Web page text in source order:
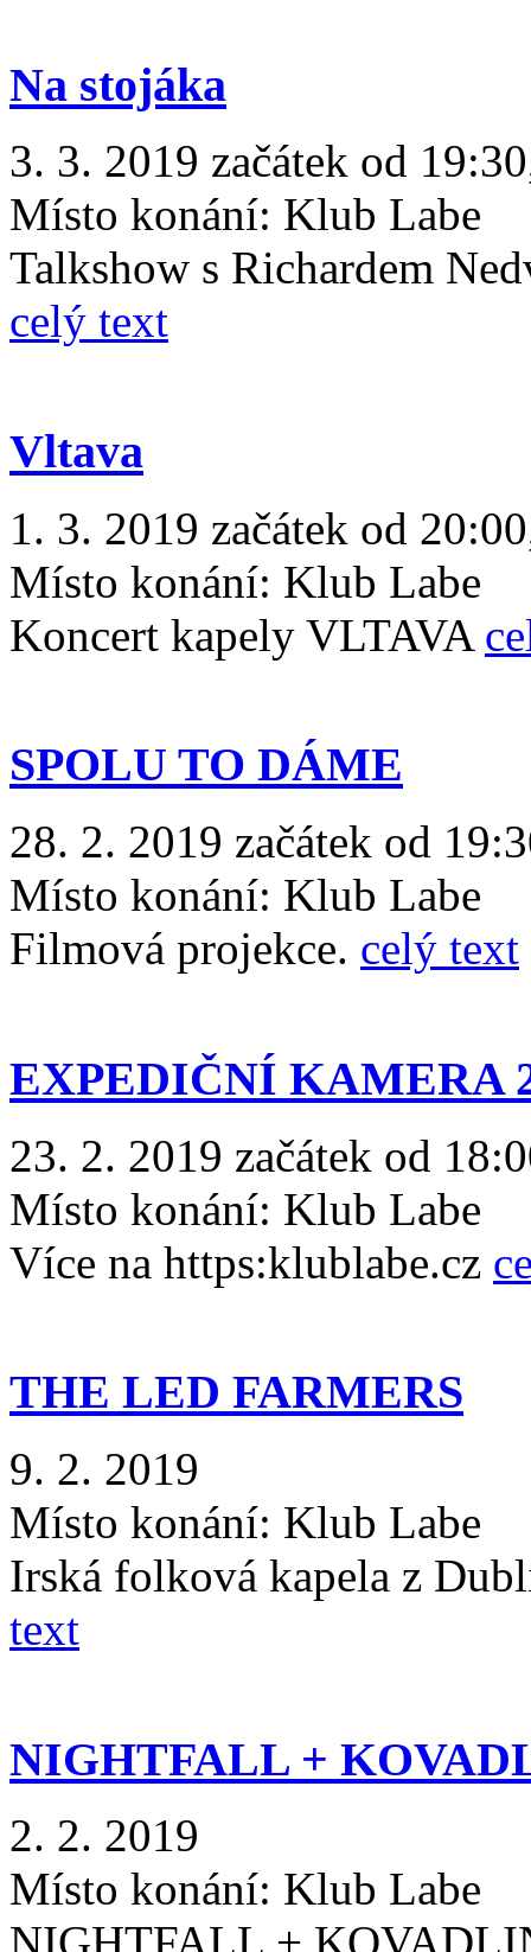
Na stojáka
3. 3. 2019 začátek od
Místo konání: Klub Labe
Talkshow s Richardem
celý text
Vltava
1. 3. 2019 začátek od
Místo konání: Klub Labe
Koncert kapely VLTAVA
SPOLU TO DÁME
28. 2. 2019 začátek od
Místo konání: Klub Labe
Filmová projekce. celý text
EXPEDIČNÍ KAMERA
23. 2. 2019 začátek od
Místo konání: Klub Labe
Více na https:klublabe.cz
THE LED FARMERS
9. 2. 2019
Místo konání: Klub Labe
Irská folková kapela z
text
NIGHTFALL +
2. 2. 2019
Místo konání: Klub Labe